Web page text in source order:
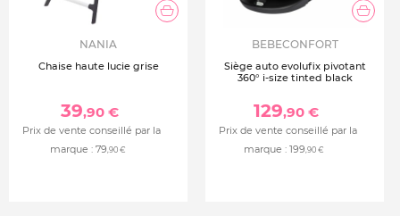
NANIA
Chaise haute lucie grise
39,90 €
Prix de vente conseillé par la
marque : 79,90 €
BEBECONFORT
Siège auto evolufix pivotant
360° i-size tinted black
129,90 €
Prix de vente conseillé par la
marque : 199,90 €